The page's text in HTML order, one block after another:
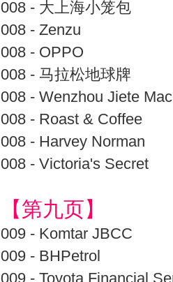
008 - 大上海小笼包
008 - Zenzu
008 - OPPO
008 - 马拉松地球牌
008 - Wenzhou Jiete
008 - Roast & Coffee
008 - Harvey Norman
008 - Victoria's Secret
【第九页】
009 - Komtar JBCC
009 - BHPetrol
009 - Toyota Financial